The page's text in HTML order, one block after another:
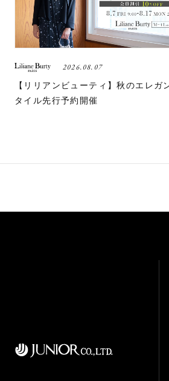
2026.08.07
【リリアンビューティ】秋のエレガ
タイル先行予約開催